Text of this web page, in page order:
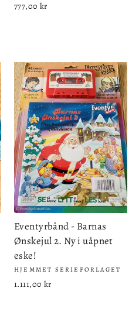
777,00 kr
Eventyrbånd - Barnas
Ønskejul 2. Ny i uåpnet
eske!
HJEMMET SERIEFORLAGET
1.111,00 kr